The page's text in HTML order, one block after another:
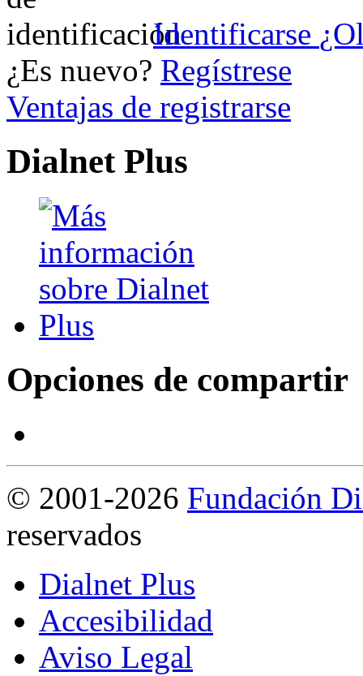
Identificarse
¿Es nuevo? Regístrese
Ventajas de registrarse
Dialnet Plus
Opciones de compartir
© 2001-2026 Fundación
reservados
Dialnet Plus
Accesibilidad
Aviso Legal